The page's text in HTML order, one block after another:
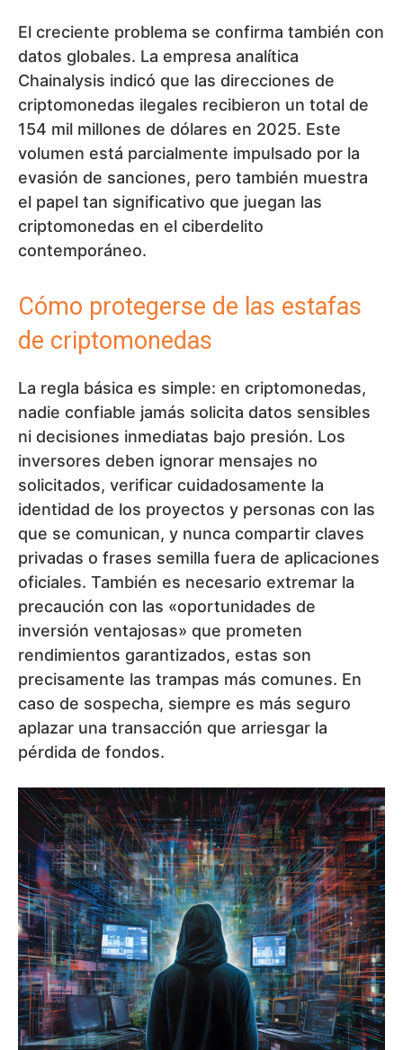
El creciente problema se confirma también con
datos globales. La empresa analítica
Chainalysis indicó que las direcciones de
criptomonedas ilegales recibieron un total de
154 mil millones de dólares en 2025. Este
volumen está parcialmente impulsado por la
evasión de sanciones, pero también muestra
el papel tan significativo que juegan las
criptomonedas en el ciberdelito
contemporáneo.
Cómo protegerse de las estafas
de criptomonedas
La regla básica es simple: en criptomonedas,
nadie confiable jamás solicita datos sensibles
ni decisiones inmediatas bajo presión. Los
inversores deben ignorar mensajes no
solicitados, verificar cuidadosamente la
identidad de los proyectos y personas con las
que se comunican, y nunca compartir claves
privadas o frases semilla fuera de aplicaciones
oficiales. También es necesario extremar la
precaución con las «oportunidades de
inversión ventajosas» que prometen
rendimientos garantizados, estas son
precisamente las trampas más comunes. En
caso de sospecha, siempre es más seguro
aplazar una transacción que arriesgar la
pérdida de fondos.